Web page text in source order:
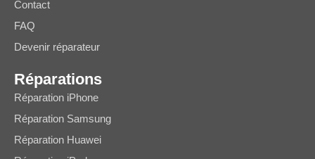
Contact
FAQ
Devenir réparateur
Réparations
Réparation iPhone
Réparation Samsung
Réparation Huawei